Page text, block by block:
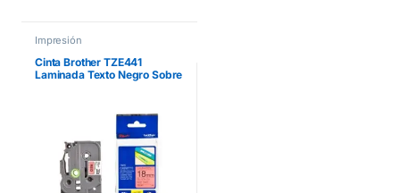
Impresión
Cinta Brother TZE441
Laminada Texto Negro Sobre